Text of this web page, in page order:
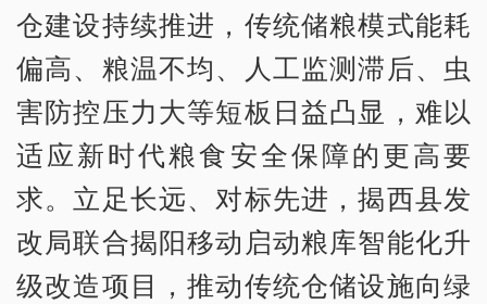
仓建设持续推进，传统储粮模式能耗
偏高、粮温不均、人工监测滞后、虫
害防控压力大等短板日益凸显，难以
适应新时代粮食安全保障的更高要
求。立足长远、对标先进，揭西县发
改局联合揭阳移动启动粮库智能化升
级改造项目，推动传统仓储设施向绿